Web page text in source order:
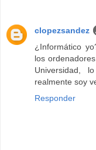
clopezsandez
¿Informático
los
Universidad,
realmente soy
Responder